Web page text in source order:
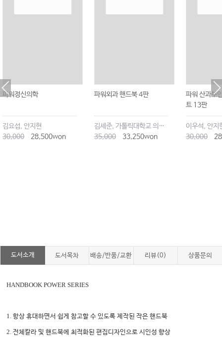
파워정신의학
김요섭, 안지현
30,000
28,500won
파워외과 핸드북 4판
김세준, 가톨릭대학교 의과대학 학생회
35,000
33,250won
파워 산과부
트 13판
이우석, 안지
30,000
도서소개 도서목차 배송/반품/교환 리뷰(0) 상품문의
HANDBOOK POWER SERIES
1.항상 휴대하면서 쉽게 참고할 수 있도록 제작된 작은 핸드북
2.전체칼라 및 핸드북에 최적화된 편집디자인으로 시인성 향상